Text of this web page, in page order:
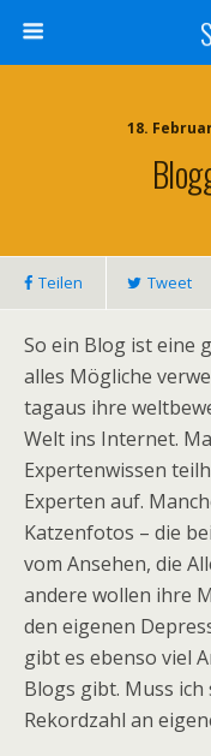
18.
Teilen Tweet
So ein Blog ist eine
alles Mögliche
tagaus ihre
Welt ins Internet.
Expertenwissen
Experten auf.
Katzenfotos – die
vom Ansehen, die
andere wollen ihre
den eigenen
gibt es ebenso viel
Blogs gibt. Muss
Rekordzahl an